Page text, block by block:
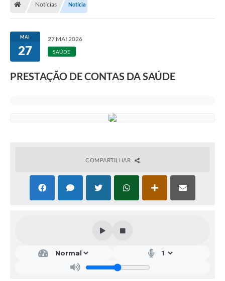
Notícias Notícia
MAI
27
27 MAI 2026
SAÚDE
PRESTAÇÃO DE CONTAS DA SAÚDE
COMPARTILHAR